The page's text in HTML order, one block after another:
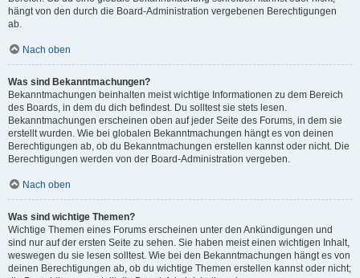
hängt von den durch die Board-Administration vergebenen Berechtigungen
ab.
Nach oben
Was sind Bekanntmachungen?
Bekanntmachungen beinhalten meist wichtige Informationen zu dem Bereich
des Boards, in dem du dich befindest. Du solltest sie stets lesen.
Bekanntmachungen erscheinen oben auf jeder Seite des Forums, in dem sie
erstellt wurden. Wie bei globalen Bekanntmachungen hängt es von deinen
Berechtigungen ab, ob du Bekanntmachungen erstellen kannst oder nicht. Die
Berechtigungen werden von der Board-Administration vergeben.
Nach oben
Was sind wichtige Themen?
Wichtige Themen eines Forums erscheinen unter den Ankündigungen und
sind nur auf der ersten Seite zu sehen. Sie haben meist einen wichtigen Inhalt,
weswegen du sie lesen solltest. Wie bei den Bekanntmachungen hängt es von
deinen Berechtigungen ab, ob du wichtige Themen erstellen kannst oder nicht;